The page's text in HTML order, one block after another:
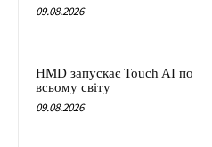
09.08.2026
HMD запускає Touch AI по
всьому світу
09.08.2026